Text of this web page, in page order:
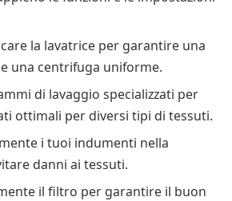
la lavatrice per garantire una
una centrifuga uniforme.
di lavaggio specializzati per
ottimali per diversi tipi di tessuti.
i tuoi indumenti nella
danni ai tessuti.
il filtro per garantire il buon